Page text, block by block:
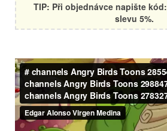
TIP: Při objednávce napište kód:
slevu 5%.